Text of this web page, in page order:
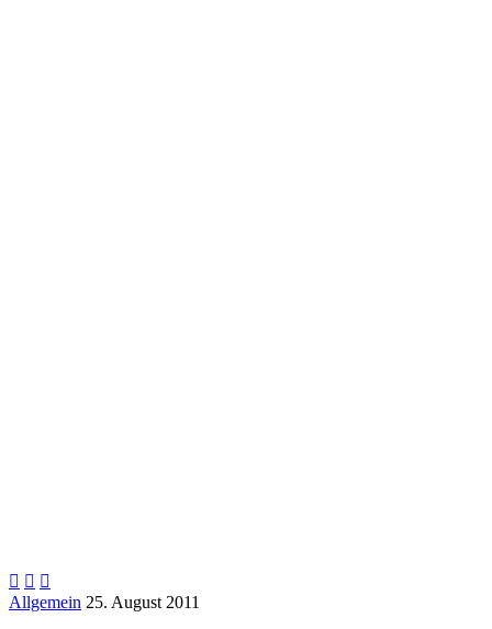
  
Allgemein 25. August 2011